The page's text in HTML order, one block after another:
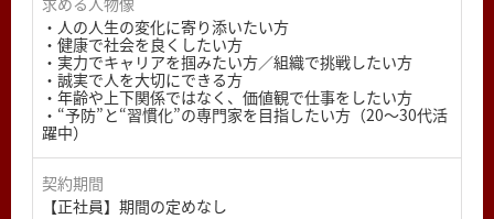
・人の人生の変化に寄り添いたい方
・健康で社会を良くしたい方
・実力でキャリアを掴みたい方／組織で挑戦したい方
・誠実で人を大切にできる方
・年齢や上下関係ではなく、価値観で仕事をしたい方
・“予防”と“習慣化”の専門家を目指したい方（20〜30代活
躍中）
契約期間
【正社員】期間の定めなし